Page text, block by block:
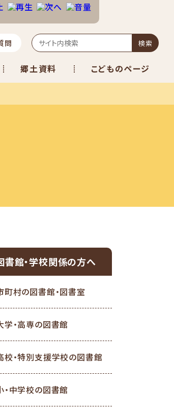
郷土資料 こどものページ
問 検索
書館・学校関係の方へ
町村の図書館・図書室
学・高専の図書館
校・特別支援学校の図書館
・中学校の図書館